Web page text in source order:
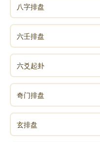
八字排盘
六壬排盘
六爻起卦
奇门排盘
玄排盘